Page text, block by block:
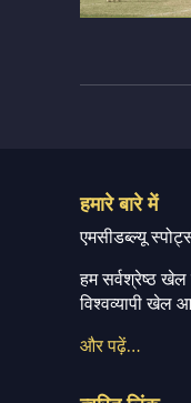
हमारे बारे में
एमसीडब्ल्यू
हम सर्वश्रेष्ठ
विश्वव्यापी खेल
और पढ़ें…